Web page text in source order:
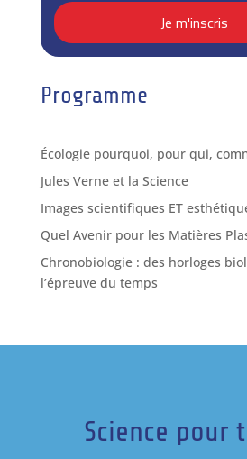
Programme
Écologie pourquoi, pour qui,
Jules Verne et la Science
Images scientifiques ET
Quel Avenir pour les Matières
Chronobiologie : des horloges
l’épreuve du temps
Science pour